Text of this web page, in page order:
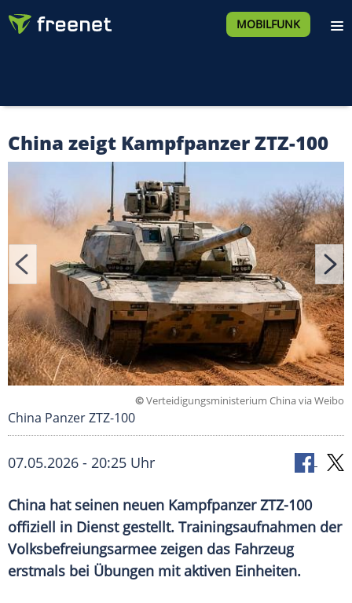
MOBILFUNK
China zeigt Kampfpanzer ZTZ-100
©Verteidigungsministerium China via Weibo
China Panzer ZTZ-100
07.05.2026 - 20:25 Uhr
China hat seinen neuen Kampfpanzer ZTZ-100
offiziell in Dienst gestellt. Trainingsaufnahmen der
Volksbefreiungsarmee zeigen das Fahrzeug
erstmals bei Übungen mit aktiven Einheiten.